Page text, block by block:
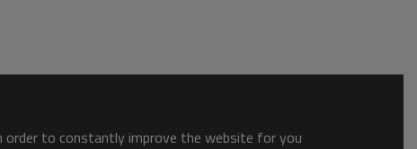
order to constantly improve the website for you.